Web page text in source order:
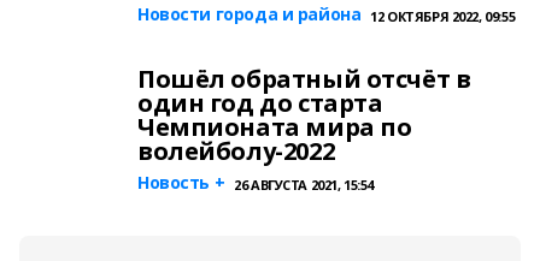
Новости города и района 12 ОКТЯБРЯ 2022, 09:55
Пошёл обратный отсчёт в
один год до старта
Чемпионата мира по
волейболу-2022
Новость + 26 АВГУСТА 2021, 15:54